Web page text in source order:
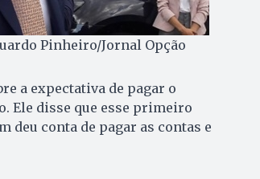
Pinheiro/Jornal Opção
a expectativa de pagar o
Ele disse que esse primeiro
deu conta de pagar as contas e